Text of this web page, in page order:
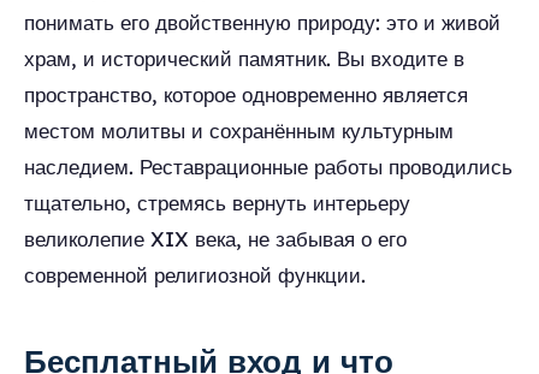
понимать его двойственную природу: это и живой
храм, и исторический памятник. Вы входите в
пространство, которое одновременно является
местом молитвы и сохранённым культурным
наследием. Реставрационные работы проводились
тщательно, стремясь вернуть интерьеру
великолепие XIX века, не забывая о его
современной религиозной функции.
Бесплатный вход и что